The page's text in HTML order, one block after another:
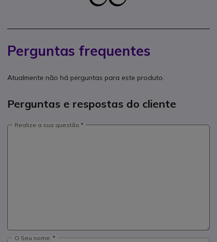
Perguntas frequentes
Atualmente não há perguntas para este produto.
Perguntas e respostas do cliente
Realize a sua questão
O Seu nome: